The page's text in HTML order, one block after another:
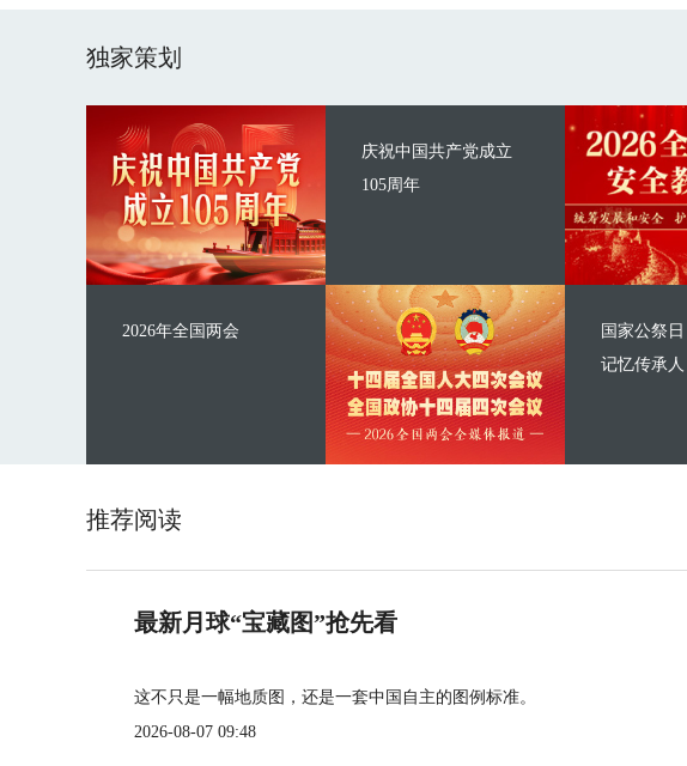
独家策划
庆祝中国共产党成立
105周年
2026年全国两会
国家公祭
记忆传承人
推荐阅读
最新月球“宝藏图”抢先看
这不只是一幅地质图，还是一套中国自主的图例标准。
2026-08-07 09:48